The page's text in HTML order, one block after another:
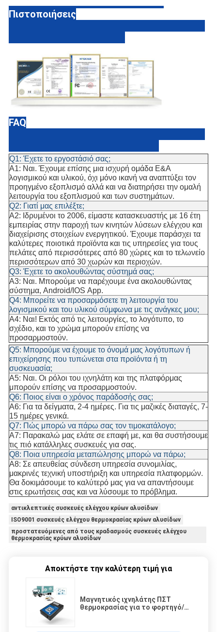
Πιστοποιήσεις
FAQ
Q1: Έχετε το εργοστάσιό σας;
Α1: Ναι. Έχουμε επίσης μια ισχυρή ομάδα Ε&Α
λογισμικού και υλικού, όχι μόνο ικανή να αναπτύξει τον
προηγμένο εξοπλισμό αλλά και να διατηρήσει την ομαλή
λειτουργία του εξοπλισμού και των συστημάτων.
Q2: Γιατί μας επιλέξτε;
A2: Ιδρυμένοι το 2006, είμαστε κατασκευαστής με 16 έτη
εμπειρίας στην παροχή των κινητών λύσεων ελέγχου και
διαχείρισης στοιχείων ενεργητικού. Έχουμε παράσχει τα
καλύτερες ποιοτικά προϊόντα και τις υπηρεσίες για τους
πελάτες από περισσότερες από 80 χώρες και το τελωνείο
περισσότερων από 30 χωρών και περιοχών.
Q3: Έχετε το ακολουθώντας σύστημά σας;
A3: Ναι. Μπορούμε να παρέχουμε ένα ακολουθώντας
σύστημα, Android/IOS App.
Q4: Μπορείτε να προσαρμόσετε τη λειτουργία του
λογισμικού και του υλικού σύμφωνα με τις ανάγκες μου;
A4: Ναι! Εκτός από τις λειτουργίες, το λογότυπο, το
σχέδιο, και το χρώμα μπορούν επίσης να
προσαρμοστούν.
Q5: Μπορούμε να έχουμε το όνομά μας λογότυπων ή
επιχείρησης που τυπώνεται στα προϊόντα ή τη
συσκευασία;
A5: Ναι. Οι ρόλοι του ιχνηλάτη και της πλατφόρμας
μπορούν επίσης να προσαρμοστούν.
Q6: Ποιος είναι ο χρόνος παράδοσής σας;
A6: Για τα δείγματα, 2-4 ημέρες. Για τις μαζικές διαταγές, 7-
15 ημέρες γενικά.
Q7: Πώς μπορώ να πάρω σας τον τιμοκατάλογο;
A7: Παρακαλώ μας ελάτε σε επαφή με, και θα συστήσουμε
τις πιό κατάλληλες συσκευές για σας.
Q8: Ποια υπηρεσία μεταπώλησης μπορώ να πάρω;
A8: Σε απευθείας σύνδεση υπηρεσία συνομιλίας,
μακρινές τεχνική υποστήριξη και υπηρεσία πλατφορμών.
Θα δοκιμάσουμε το καλύτερό μας για να απαντήσουμε
στις ερωτήσεις σας και να λύσουμε το πρόβλημα.
αντικλεπτικές συσκευές ελέγχου κρύων αλυσίδων
ISO9001 συσκευές ελέγχου θερμοκρασίας κρύων αλυσίδων
προστατευόμενες από τους κραδασμούς συσκευές ελέγχου
θερμοκρασίας κρύων αλυσίδων
Αποκτήστε την καλύτερη τιμή για
Μαγνητικός ιχνηλάτης ΠΣΤ
θερμοκρασίας για το φορτηγό/